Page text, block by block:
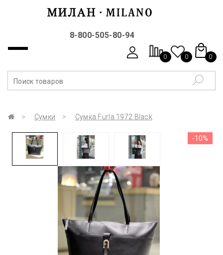
8-800-505-80-94
0 0 0
Сумки Сумка Furla 1972 Black
-10%